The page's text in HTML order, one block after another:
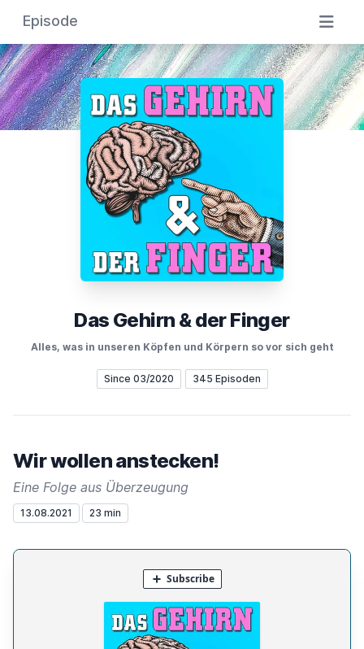
Episode
Das Gehirn & der Finger
Alles, was in unseren Köpfen und Körpern so vor sich geht
Since 03/2020 345 Episoden
Wir wollen anstecken!
Eine Folge aus Überzeugung
13.08.2021 23 min